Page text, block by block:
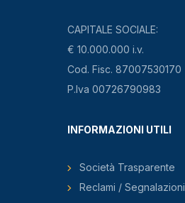
CAPITALE SOCIALE:
€ 10.000.000 i.v.
Cod. Fisc. 87007530170
P.Iva 00726790983
INFORMAZIONI UTILI
Società Trasparente
Reclami /